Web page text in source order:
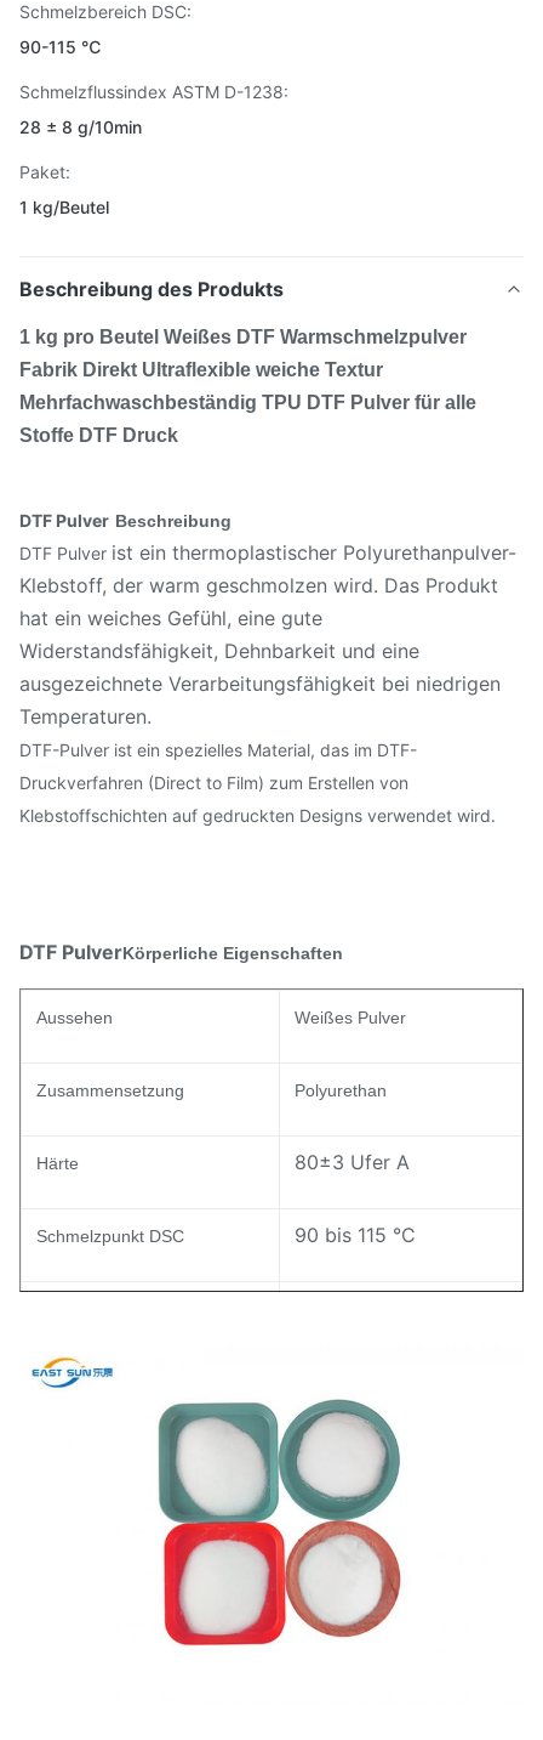
Schmelzbereich DSC:
90-115 ℃
Schmelzflussindex ASTM D-1238:
28 ± 8 g/10min
Paket:
1 kg/Beutel
Beschreibung des Produkts
1 kg pro Beutel Weißes DTF Warmschmelzpulver
Fabrik Direkt Ultraflexible weiche Textur
Mehrfachwaschbeständig TPU DTF Pulver für alle
Stoffe DTF Druck
DTF Pulver Beschreibung
DTF Pulver ist ein thermoplastischer Polyurethanpulver-
Klebstoff, der warm geschmolzen wird. Das Produkt
hat ein weiches Gefühl, eine gute
Widerstandsfähigkeit, Dehnbarkeit und eine
ausgezeichnete Verarbeitungsfähigkeit bei niedrigen
Temperaturen.
DTF-Pulver ist ein spezielles Material, das im DTF-
Druckverfahren (Direct to Film) zum Erstellen von
Klebstoffschichten auf gedruckten Designs verwendet wird.
DTF PulverKörperliche Eigenschaften
Aussehen Weißes Pulver
Zusammensetzung Polyurethan
Härte 80±3 Ufer A
Schmelzpunkt DSC 90 bis 115 °C